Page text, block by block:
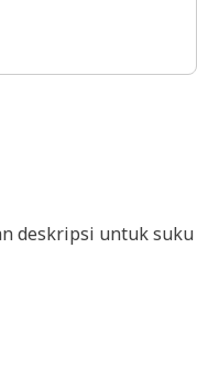
deskripsi untuk suku